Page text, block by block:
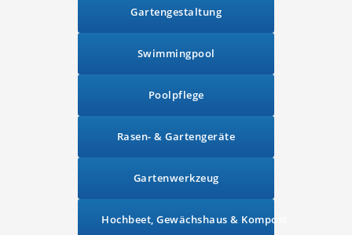
Gartengestaltung
Swimmingpool
Poolpflege
Rasen- & Gartengeräte
Gartenwerkzeug
Hochbeet, Gewächshaus & Kompost